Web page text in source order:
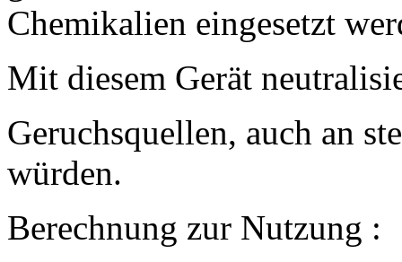
Chemikalien eingesetzt
Mit diesem Gerät
Geruchsquellen, auch an
würden.
Berechnung zur Nutzung :